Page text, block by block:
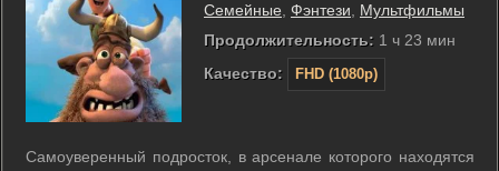
Семейные, Фэнтези, Мультфильмы
Продолжительность: 1 ч 23 мин
Качество:
FHD (1080p)
Самоуверенный подросток, в арсенале которого находятся